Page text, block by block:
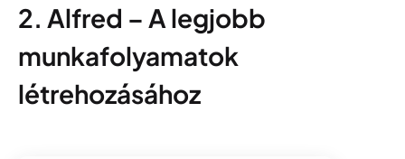
2. Alfred – A legjobb
munkafolyamatok
létrehozásához